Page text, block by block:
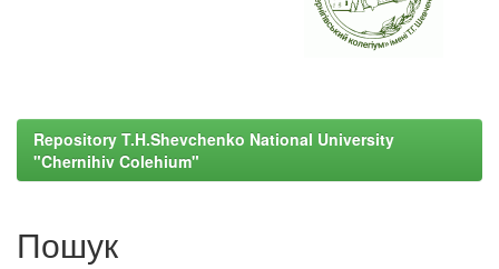
Repository T.H.Shevchenko National University
"Chernihiv Colehium"
Пошук